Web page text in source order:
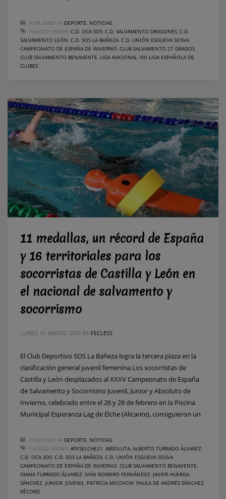
PUBLISHED IN DEPORTE NOTICIAS
TAGGED UNDER: C.D. OCA SOS C.D. SALVAMENTO DRAGONES C.D.
SALVAMENTO LEÓN C.D. SOS LA BAÑEZA C.D. UNIÓN ESGUEVA SOSVA
CAMPEONATO DE ESPAÑA DE INVIERNO CLUB SALVAMENTO 27 GRADOS
CLUB SALVAMENTO BENAVENTE LIGA NACIONAL XXI LIGA ESPAÑOLA DE
CLUBES
11 medallas, un récord de España
y 16 territoriales para los
socorristas de Castilla y León en
el nacional de salvamento y
socorrismo
LUNES, 01 MARZO 2021 BY FECLESS
El Club Deportivo SOS La Bañeza logra la tercera plaza en la
clasificación general juvenil femenina Los socorristas de
Castilla y León desplazados al XXXV Campeonato de España
de Salvamento y Socorrismo Juvenil, Junior y Absoluto de
Invierno, celebrado entre el 26 y 28 de febrero en la Piscina
Municipal Esperanza Lag de Elche (Alicante), consiguieron un
PUBLISHED IN DEPORTE NOTICIAS
TAGGED UNDER: #SYSELCHE21 ABSOLUTA ALBERTO TURRADO ÁLVAREZ
C.D. OCA SOS C.D. SOS LA BAÑEZA C.D. UNIÓN ESGUEVA SOSVA
CAMPEONATO DE ESPAÑA DE INVIERNO CLUB SALVAMENTO BENAVENTE
DIANA TURRADO ÁLVAREZ IVÁN ROMERO FERNÁNDEZ JAVIER HUERGA
SÁNCHEZ JUNIOR JUVENIL PATRICIA MICOVCHI PAULA DE ANDRÉS SÁNCHEZ
RÉCORD